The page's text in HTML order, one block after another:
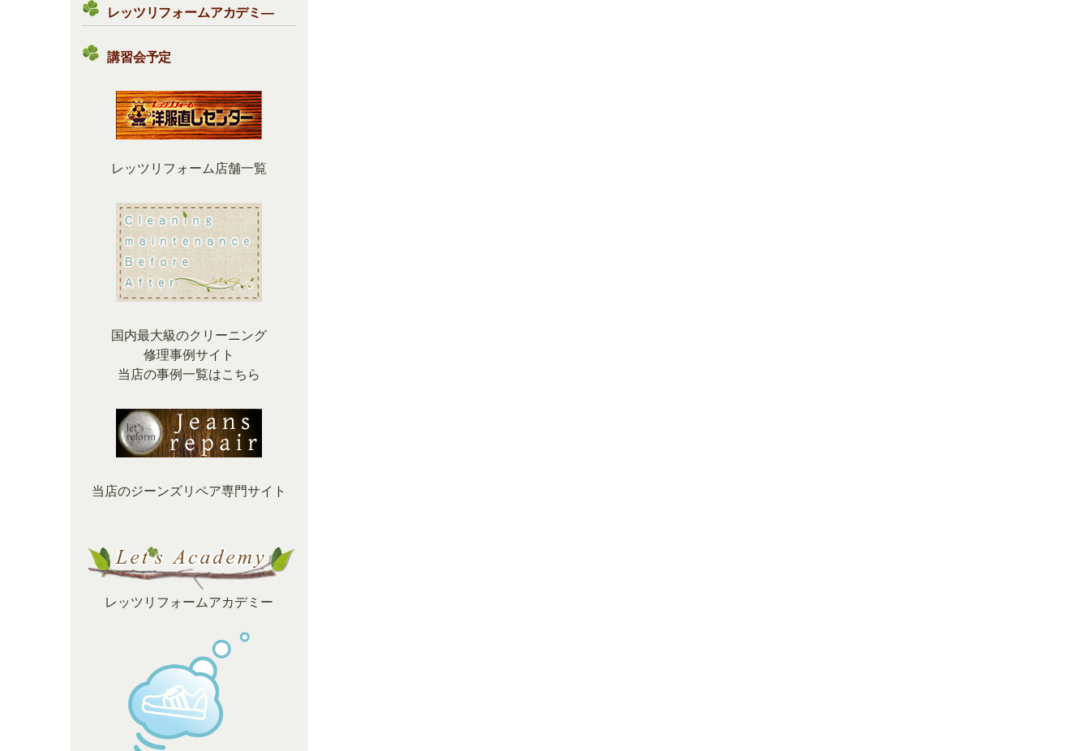
レッツリフォームアカデミ―
講習会予定
レッツリフォーム店舗一覧
国内最大級のクリーニング
修理事例サイト
当店の事例一覧はこちら
当店のジーンズリペア専門サイト
レッツリフォームアカデミー